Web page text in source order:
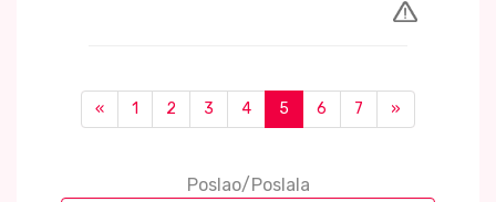
« 1 2 3 4 5 6 7 »
Poslao/Poslala